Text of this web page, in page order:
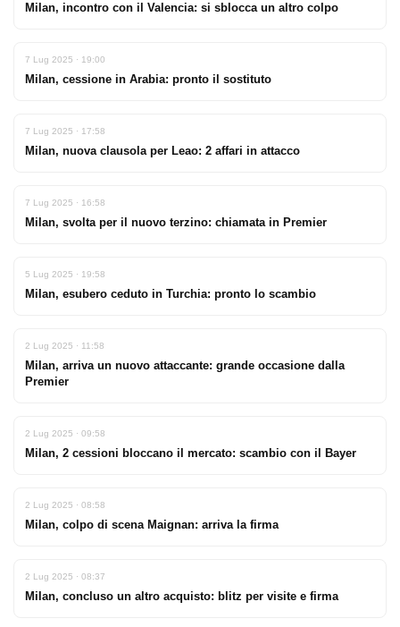
Milan, incontro con il Valencia: si sblocca un altro colpo
7 Lug 2025 · 19:00
Milan, cessione in Arabia: pronto il sostituto
7 Lug 2025 · 17:58
Milan, nuova clausola per Leao: 2 affari in attacco
7 Lug 2025 · 16:58
Milan, svolta per il nuovo terzino: chiamata in Premier
5 Lug 2025 · 19:58
Milan, esubero ceduto in Turchia: pronto lo scambio
2 Lug 2025 · 11:58
Milan, arriva un nuovo attaccante: grande occasione dalla
Premier
2 Lug 2025 · 09:58
Milan, 2 cessioni bloccano il mercato: scambio con il Bayer
2 Lug 2025 · 08:58
Milan, colpo di scena Maignan: arriva la firma
2 Lug 2025 · 08:37
Milan, concluso un altro acquisto: blitz per visite e firma